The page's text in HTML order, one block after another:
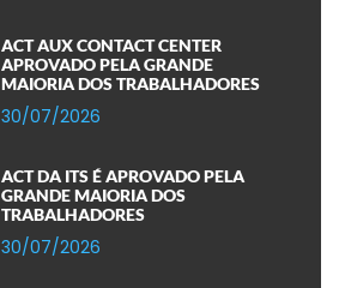
ACT AUX CONTACT CENTER
APROVADO PELA GRANDE
MAIORIA DOS TRABALHADORES
30/07/2026
ACT DA ITS É APROVADO PELA
GRANDE MAIORIA DOS
TRABALHADORES
30/07/2026